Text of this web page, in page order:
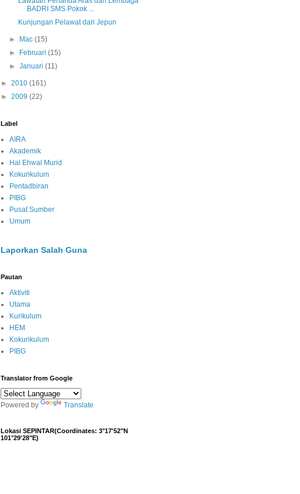
BADRI SMS Pokok ...
Kunjungan Pelawat dari Jepun
► Mac(15)
►
Februari(15)
►Januari(11)
► 2010 (161)
► 2009 (22)
Label
AIRA
Akademik
Hal Ehwal Murid
Kokurikulum
Pentadbiran
PIBG
Pusat Sumber
Umum
Laporkan Salah Guna
Pautan
Aktiviti
Utama
Kurikulum
HEM
Kokurikulum
PIBG
Translator from Google
Powered by Translate
Lokasi SEPINTAR(Coordinates: 3°17'52"N
101°29'28"E)